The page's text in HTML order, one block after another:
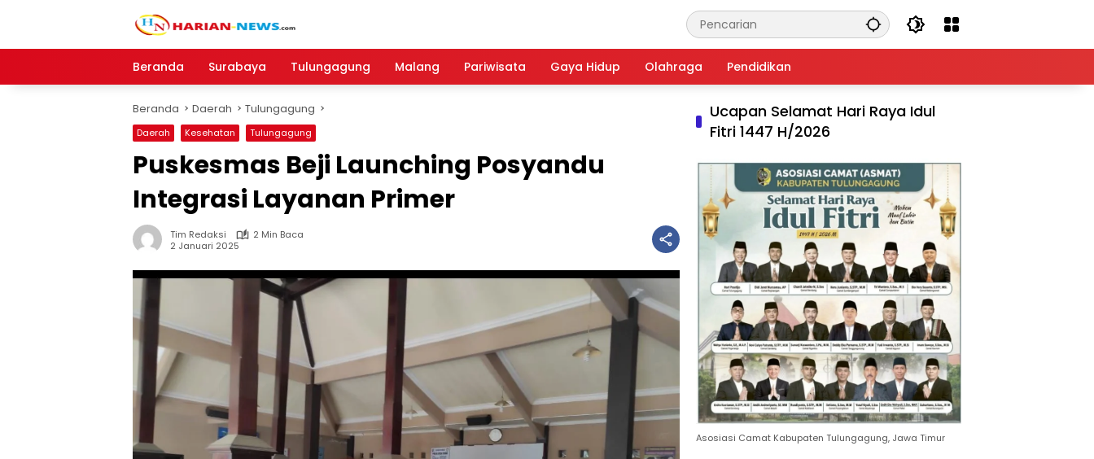
Beranda
Surabaya Tulungagung Malang Pariwisata Gaya Hidup Olahraga Pendidikan
Beranda Daerah Tulungagung
Daerah Kesehatan Tulungagung
Puskesmas Beji Launching Posyandu
Integrasi Layanan Primer
Tim Redaksi
2 Min Baca
2 Januari 2025
Ucapan Selamat Hari Raya Idul
Fitri 1447 H/2026
Asosiasi Camat Kabupaten Tulungagung, Jawa Timur